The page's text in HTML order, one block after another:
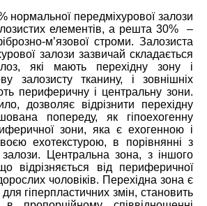
нормальної передміхурової залози
елементів, а решта 30% –
м’язової строми. Залозиста
залози зазвичай складається
які мають перехідну зону і
залозисту тканину, і зовнішніх
периферичну і центральну зони.
дозволяє відрізнити перехідну
попереду, як гіпоехогенну
зони, яка є ехогенною і
ехотекстурою, в порівнянні з
Центральна зона, з іншого
відрізняється від периферичної
чоловіків. Перехідна зона є
гіперпластичних змін, становить